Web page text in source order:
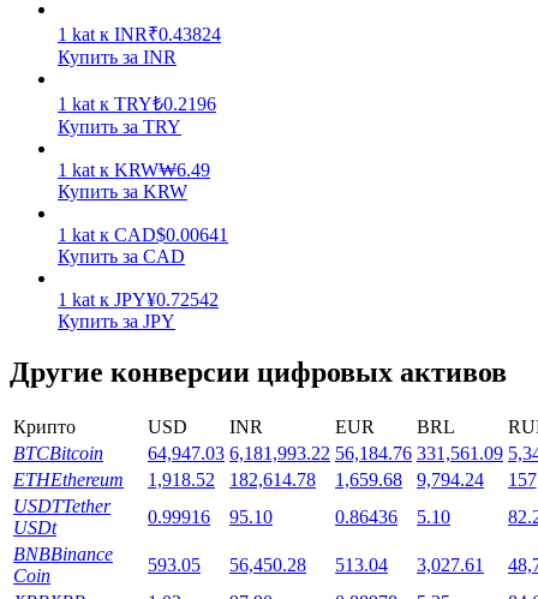
Стейкинг
Launchpool
Гибкая ставка для заработка популярных токенов
1 kat к INR₹0.43824
Купить за INR
1 kat к TRY₺0.2196
Купить за TRY
1 kat к KRW₩6.49
Купить за KRW
1 kat к CAD$0.00641
Купить за CAD
1 kat к JPY¥0.72542
Купить за JPY
Другие конверсии цифровых активов
Крипто USD INR EUR BRL
BTCBitcoin 64,947.03 6,181,993.22 56,184.76 331,561.09
ETHEthereum 1,918.52 182,614.78 1,659.68 9,794.24
USDTTether
USDt
0.99916 95.10 0.86436 5.10
BNBBinance
Coin
593.05 56,450.28 513.04 3,027.61